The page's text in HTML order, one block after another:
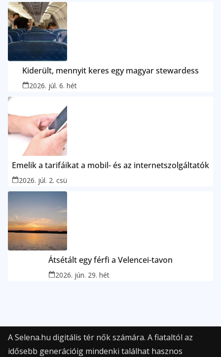
Kiderült, mennyit keres egy magyar stewardess
2026. júl. 6. hét
Emelik a tarifáikat a mobil- és az internetszolgáltatók
2026. júl. 2. csü
Átsétált egy férfi a Velencei-tavon
2026. jún. 29. hét
A Selena.hu digitális tér nők számára. A fiataltól az
idősebb generációig mindenki találhat hasznos